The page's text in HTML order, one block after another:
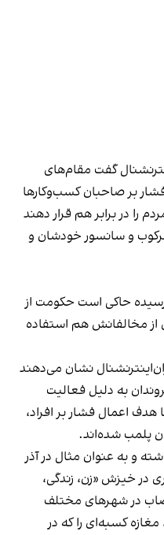
گفت مقام‌های
بر صاحبان کسب‌وکارها
را در برابر هم قرار دهند
و سانسور خودشان و
حاکی است حکومت از
از مخالفانش هم استفاده
نشان می‌دهند
به دلیل فعالیت
هدف اعمال فشار بر افراد،
پلمب شده‌اند.
و به عنوان مثال در آذر
در خیزش «زن، زندگی،
در شهرهای مختلف
مغازه کسبه‌ای را که در